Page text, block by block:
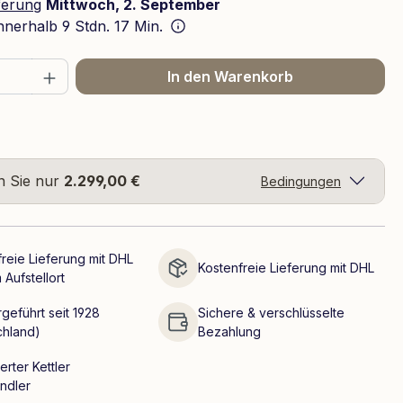
Mittwoch, 2. September
9 Stdn. 17 Min.
Anzahl: Gib den gewünschten Wert
In den Warenkorb
Sie nur 2.299,00 € Bedingungen
Lieferung mit DHL
Aufstellort
Kostenfreie Lieferung mit DHL
seit 1928
Sichere & verschlüsselte
Bezahlung
Kettler